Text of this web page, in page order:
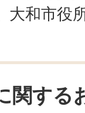
大和市役
関する